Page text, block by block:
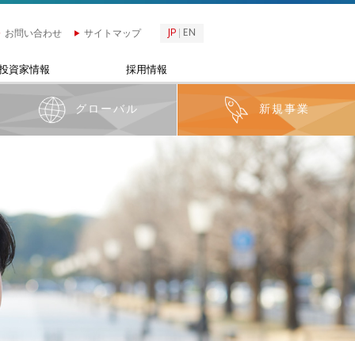
JP EN
お問い合わせ サイトマップ
資家情報 採用情報
グローバル 新規事業